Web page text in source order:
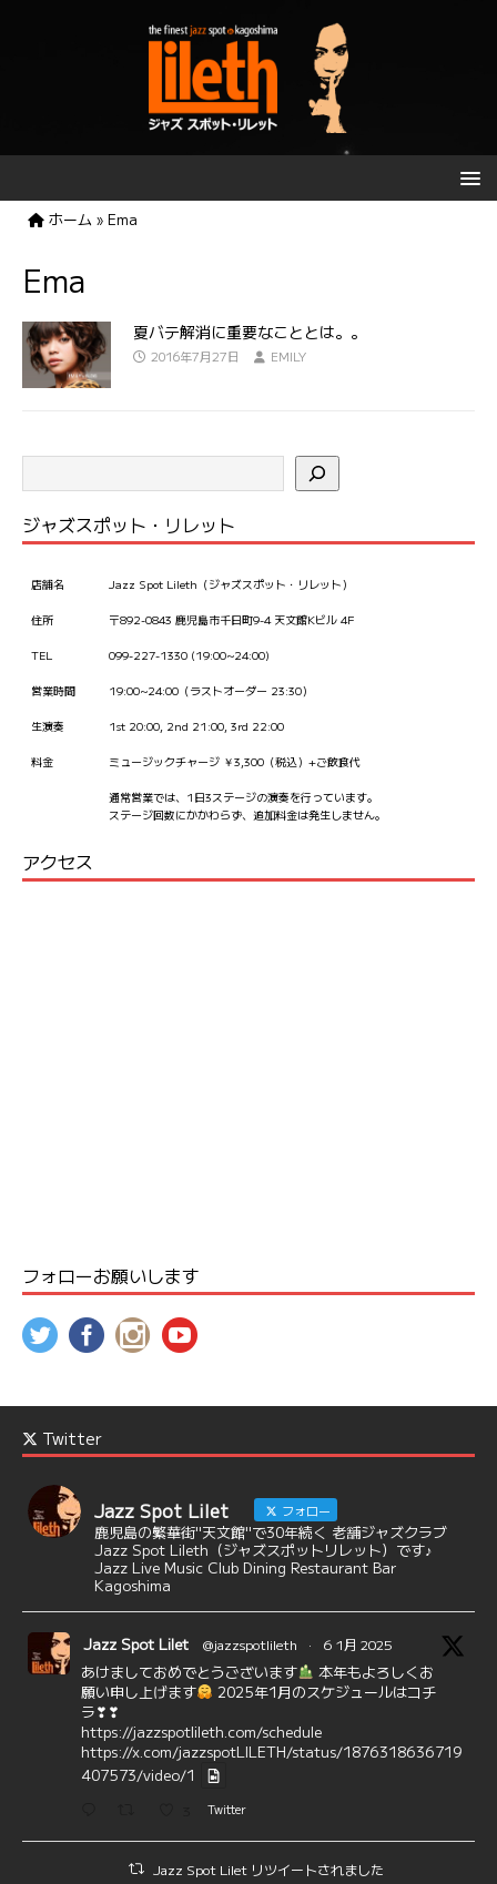
ホーム » Ema
Ema
夏バテ解消に重要なこととは。。
2016年7月27日 EMILY
ジャズスポット・リレット
店舗名 Jazz Spot Lileth（ジャズスポット・リレット）
住所 〒892-0843 鹿児島市千日町9-4 天文館Kビル 4F
TEL 099-227-1330 (19:00~24:00)
営業時間 19:00~24:00（ラストオーダー 23:30）
生演奏 1st 20:00, 2nd 21:00, 3rd 22:00
料金 ミュージックチャージ ￥3,300（税込）+ご飲食代
通常営業では、1日3ステージの演奏を行っています。
ステージ回数にかかわらず、追加料金は発生しません。
アクセス
フォローお願いします
Twitter
Jazz Spot Lilet フォロー
鹿児島の繁華街"天文館"で30年続く 老舗ジャズクラブ
Jazz Spot Lileth（ジャズスポットリレット）です♪
Jazz Live Music Club Dining Restaurant Bar
Kagoshima
Jazz Spot Lilet @jazzspotlileth · 6 1月 2025
あけましておめでとうございます
本年もよろしくお
願い申し上げます
2025年1月のスケジュールはコチ
ラ❣❣
https://jazzspotlileth.com/schedule
https://x.com/jazzspotLILETH/status/1876318636719
407573/video/1
Twitter
Jazz Spot Lilet リツイートされました